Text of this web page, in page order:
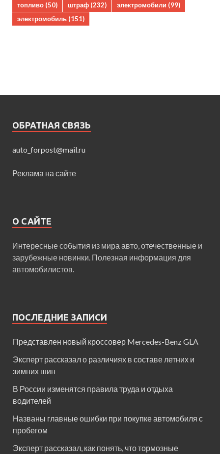
топливо (50) штраф (232) электромобили (99)
электромобиль (151)
ОБРАТНАЯ СВЯЗЬ
auto_forpost@mail.ru
Реклама на сайте
О САЙТЕ
Интересные события из мира авто, отечественные и
зарубежные новинки. Полезная информация для
автомобилистов.
ПОСЛЕДНИЕ ЗАПИСИ
Представлен новый кроссовер Mercedes-Benz GLA
Эксперт рассказал о различиях в составе летних и
зимних шин
В России изменятся правила труда и отдыха
водителей
Названы главные ошибки при покупке автомобиля с
пробегом
Эксперт рассказал, как понять, что тормозные